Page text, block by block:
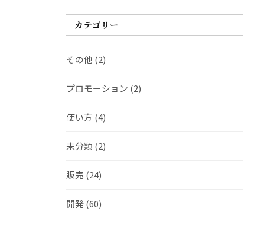
カテゴリー
その他 (2)
プロモーション (2)
使い方 (4)
未分類 (2)
販売 (24)
開発(60)